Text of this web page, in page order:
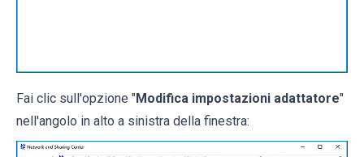
Fai clic sull'opzione "Modifica impostazioni adattatore"
nell'angolo in alto a sinistra della finestra: